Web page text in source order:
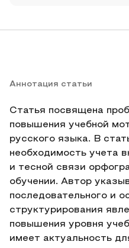
Аннотация статьи
Статья посвящена
повышения учебной
русского языка. В
необходимость учета
и тесной связи
обучении. Автор
последовательного и
структурирования
повышения уровня
имеет актуальность